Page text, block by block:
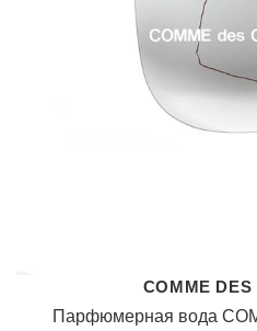
COMME DES
Парфюмерная вода